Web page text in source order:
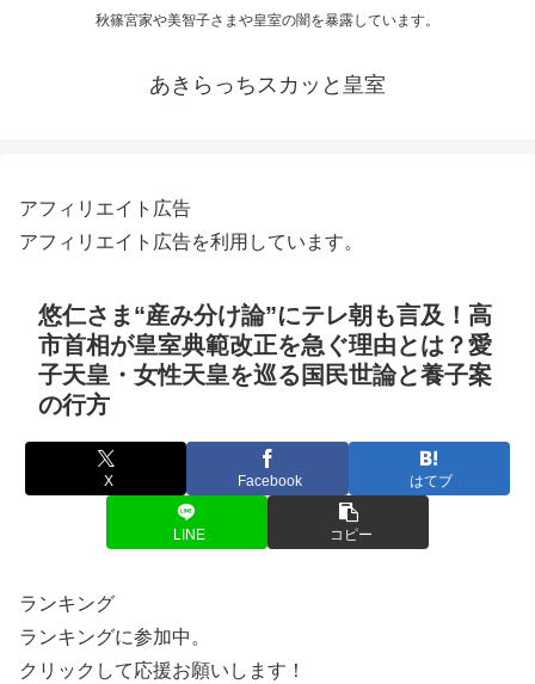
秋篠宮家や美智子さまや皇室の闇を暴露しています。
あきらっちスカッと皇室
アフィリエイト広告
アフィリエイト広告を利用しています。
悠仁さま“産み分け論”にテレ朝も言及！高
市首相が皇室典範改正を急ぐ理由とは？愛
子天皇・女性天皇を巡る国民世論と養子案
の行方
X Facebook はてブ
LINE コピー
ランキング
ランキングに参加中。
クリックして応援お願いします！